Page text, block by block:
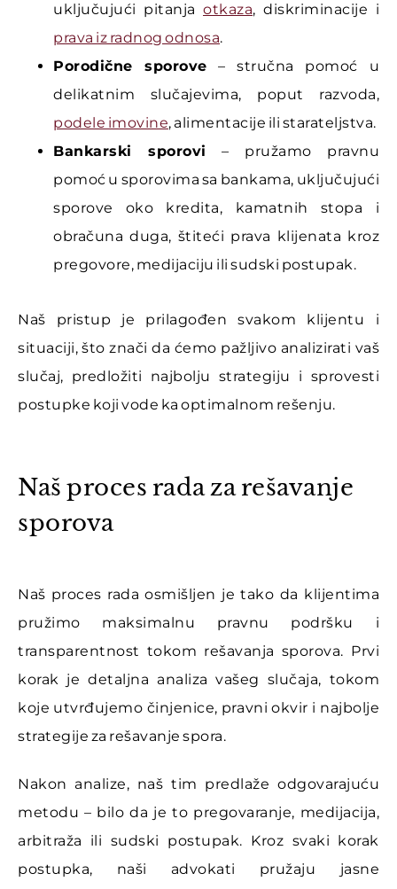
uključujući pitanja otkaza, diskriminacije i
prava iz radnog odnosa.
Porodične sporove – stručna pomoć u
delikatnim slučajevima, poput razvoda,
podele imovine, alimentacije ili starateljstva.
Bankarski sporovi – pružamo pravnu
pomoć u sporovima sa bankama, uključujući
sporove oko kredita, kamatnih stopa i
obračuna duga, štiteći prava klijenata kroz
pregovore, medijaciju ili sudski postupak.
Naš pristup je prilagođen svakom klijentu i
situaciji, što znači da ćemo pažljivo analizirati vaš
slučaj, predložiti najbolju strategiju i sprovesti
postupke koji vode ka optimalnom rešenju.
Naš proces rada za rešavanje
sporova
Naš proces rada osmišljen je tako da klijentima
pružimo maksimalnu pravnu podršku i
transparentnost tokom rešavanja sporova. Prvi
korak je detaljna analiza vašeg slučaja, tokom
koje utvrđujemo činjenice, pravni okvir i najbolje
strategije za rešavanje spora.
Nakon analize, naš tim predlaže odgovarajuću
metodu – bilo da je to pregovaranje, medijacija,
arbitraža ili sudski postupak. Kroz svaki korak
postupka, naši advokati pružaju jasne